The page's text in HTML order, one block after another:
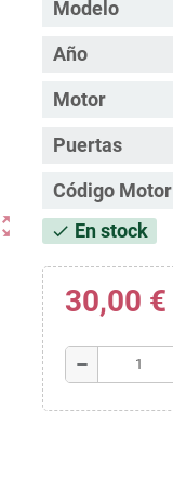
Modelo
Año
Motor
Puertas
Código Motor
check En stock
30,00 €
remove